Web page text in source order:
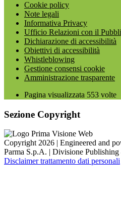
Cookie policy
Note legali
Informativa Privacy
Ufficio Relazioni con il
Dichiarazione di accessibilità
Obiettivi di accessibilità
Whistleblowing
Gestione consensi cookie
Amministrazione trasparente
Pagina visualizzata 553 volte
Sezione Copyright
Copyright 2026 | Engineered and
Parma S.p.A. | Divisione
Disclaimer trattamento dati personali